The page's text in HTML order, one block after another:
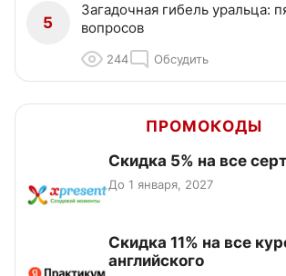
5
Загадочная гибель уральца:
вопросов
244 Обсудить
ПРОМОКОДЫ
Скидка 5% на все
До 1 января, 2027
Скидка 11% на все
английского